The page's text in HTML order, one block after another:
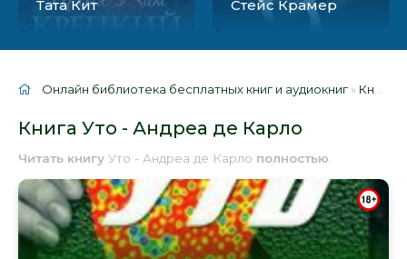
Тата Кит
Стейс Крамер
Онлайн библиотека бесплатных книг и аудиокниг » Книги
Книга Уто - Андреа де Карло
Читать книгу Уто - Андреа де Карло полностью